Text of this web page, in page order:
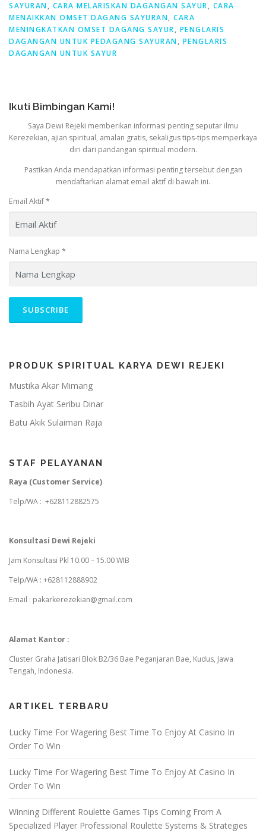
SAYURAN, CARA MELARISKAN DAGANGAN SAYUR, CARA
MENAIKKAN OMSET DAGANG SAYURAN, CARA
MENINGKATKAN OMSET DAGANG SAYUR, PENGLARIS
DAGANGAN UNTUK PEDAGANG SAYURAN, PENGLARIS
DAGANGAN UNTUK SAYUR
Ikuti Bimbingan Kami!
Saya Dewi Rejeki memberikan informasi penting seputar ilmu
Kerezekian, ajian spiritual, amalan gratis, sekaligus tips-tips memperkaya
diri dari pandangan spiritual modern.
Pastikan Anda mendapatkan informasi penting tersebut dengan
mendaftarkan alamat email aktif di bawah ini.
Email Aktif*
Nama Lengkap *
PRODUK SPIRITUAL KARYA DEWI REJEKI
Mustika Akar Mimang
Tasbih Ayat Seribu Dinar
Batu Akik Sulaiman Raja
STAF PELAYANAN
Raya (Customer Service)
Telp/WA : +628112882575
Konsultasi Dewi Rejeki
Jam Konsultasi Pkl 10.00 – 15.00 WIB
Telp/WA : +628112888902
Email : pakarkerezekian@gmail.com
Alamat Kantor :
Cluster Graha Jatisari Blok B2/36 Bae Peganjaran Bae, Kudus, Jawa
Tengah, Indonesia.
ARTIKEL TERBARU
Lucky Time For Wagering Best Time To Enjoy At Casino In
Order To Win
Lucky Time For Wagering Best Time To Enjoy At Casino In
Order To Win
Winning Different Roulette Games Tips Coming From A
Specialized Player Professional Roulette Systems & Strategies